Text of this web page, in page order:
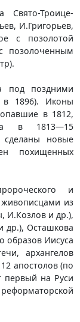
Свято-Троице-
И.Григорьев,
с позолотой
позолоченным
под поздними
в 1896). Иконы
в 1812,
в 1813—15
новые
похищенных
и
живописцами из
И.Козлов и др.),
др.), Осташкова
образов Иисуса
архангелов
апостолов (по
первый на Руси